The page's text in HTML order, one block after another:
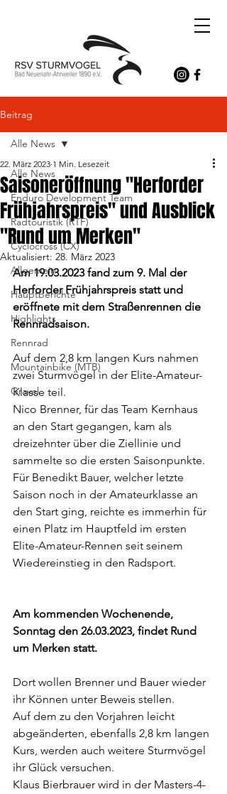
Beitrag
Alle News
Enduro Development Team
Radtouristik (RTF)
Cyclocross (CX)
Allgemein
Hauptberichte
Highlights
Rennrad
Mountainbike (MTB)
Gravel
Alle News
Saisoneröffnung "Herforder
Frühjahrspreis" und Ausblick
"Rund um Merken"
22. März 2023 1 Min. Lesezeit
Aktualisiert: 28. März 2023
Am 19.03.2023 fand zum 9. Mal der
Herforder Frühjahrspreis statt und
eröffnete mit dem Straßenrennen die
Rennradsaison.
Auf dem 2,8 km langen Kurs nahmen
zwei Sturmvögel in der Elite-Amateur-
Klasse teil.
Nico Brenner, für das Team Kernhaus
an den Start gegangen, kam als
dreizehnter über die Ziellinie und
sammelte so die ersten Saisonpunkte.
Für Benedikt Bauer, welcher letzte
Saison noch in der Amateurklasse an
den Start ging, reichte es immerhin für
einen Platz im Hauptfeld im ersten
Elite-Amateur-Rennen seit seinem
Wiedereinstieg in den Radsport.
Am kommenden Wochenende,
Sonntag den 26.03.2023, findet Rund
um Merken statt.
Dort wollen Brenner und Bauer wieder
ihr Können unter Beweis stellen.
Auf dem zu den Vorjahren leicht
abgeänderten, ebenfalls 2,8 km langen
Kurs, werden auch weitere Sturmvögel
ihr Glück versuchen.
Klaus Bierbrauer wird in der Masters-4-